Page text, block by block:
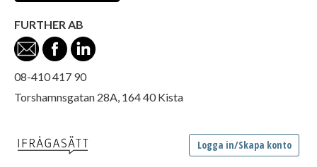
FURTHER AB
08-410 417 90
Torshamnsgatan 28A, 164 40 Kista